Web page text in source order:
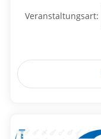
Veranstaltungsart: